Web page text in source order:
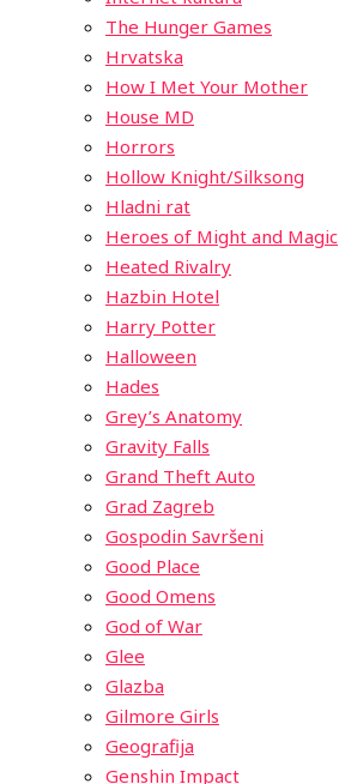
The Hunger Games
Hrvatska
How I Met Your Mother
House MD
Horrors
Hollow Knight/Silksong
Hladni rat
Heroes of Might and Magic
Heated Rivalry
Hazbin Hotel
Harry Potter
Halloween
Hades
Grey’s Anatomy
Gravity Falls
Grand Theft Auto
Grad Zagreb
Gospodin Savršeni
Good Place
Good Omens
God of War
Glee
Glazba
Gilmore Girls
Geografija
Genshin Impact